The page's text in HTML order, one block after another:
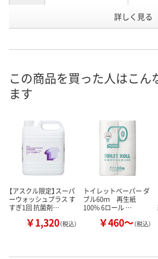
8月10
カゴへ
詳しく見る
この商品を買った人はこん
ます
【アスクル限定】スーパ
ーウォッシュプラス す
すぎ1回 抗菌剤…
￥1,320（税込）
トイレットペーパー ダ
ブル60ｍ 再生紙
100% 6ロール …
￥460～（税込）